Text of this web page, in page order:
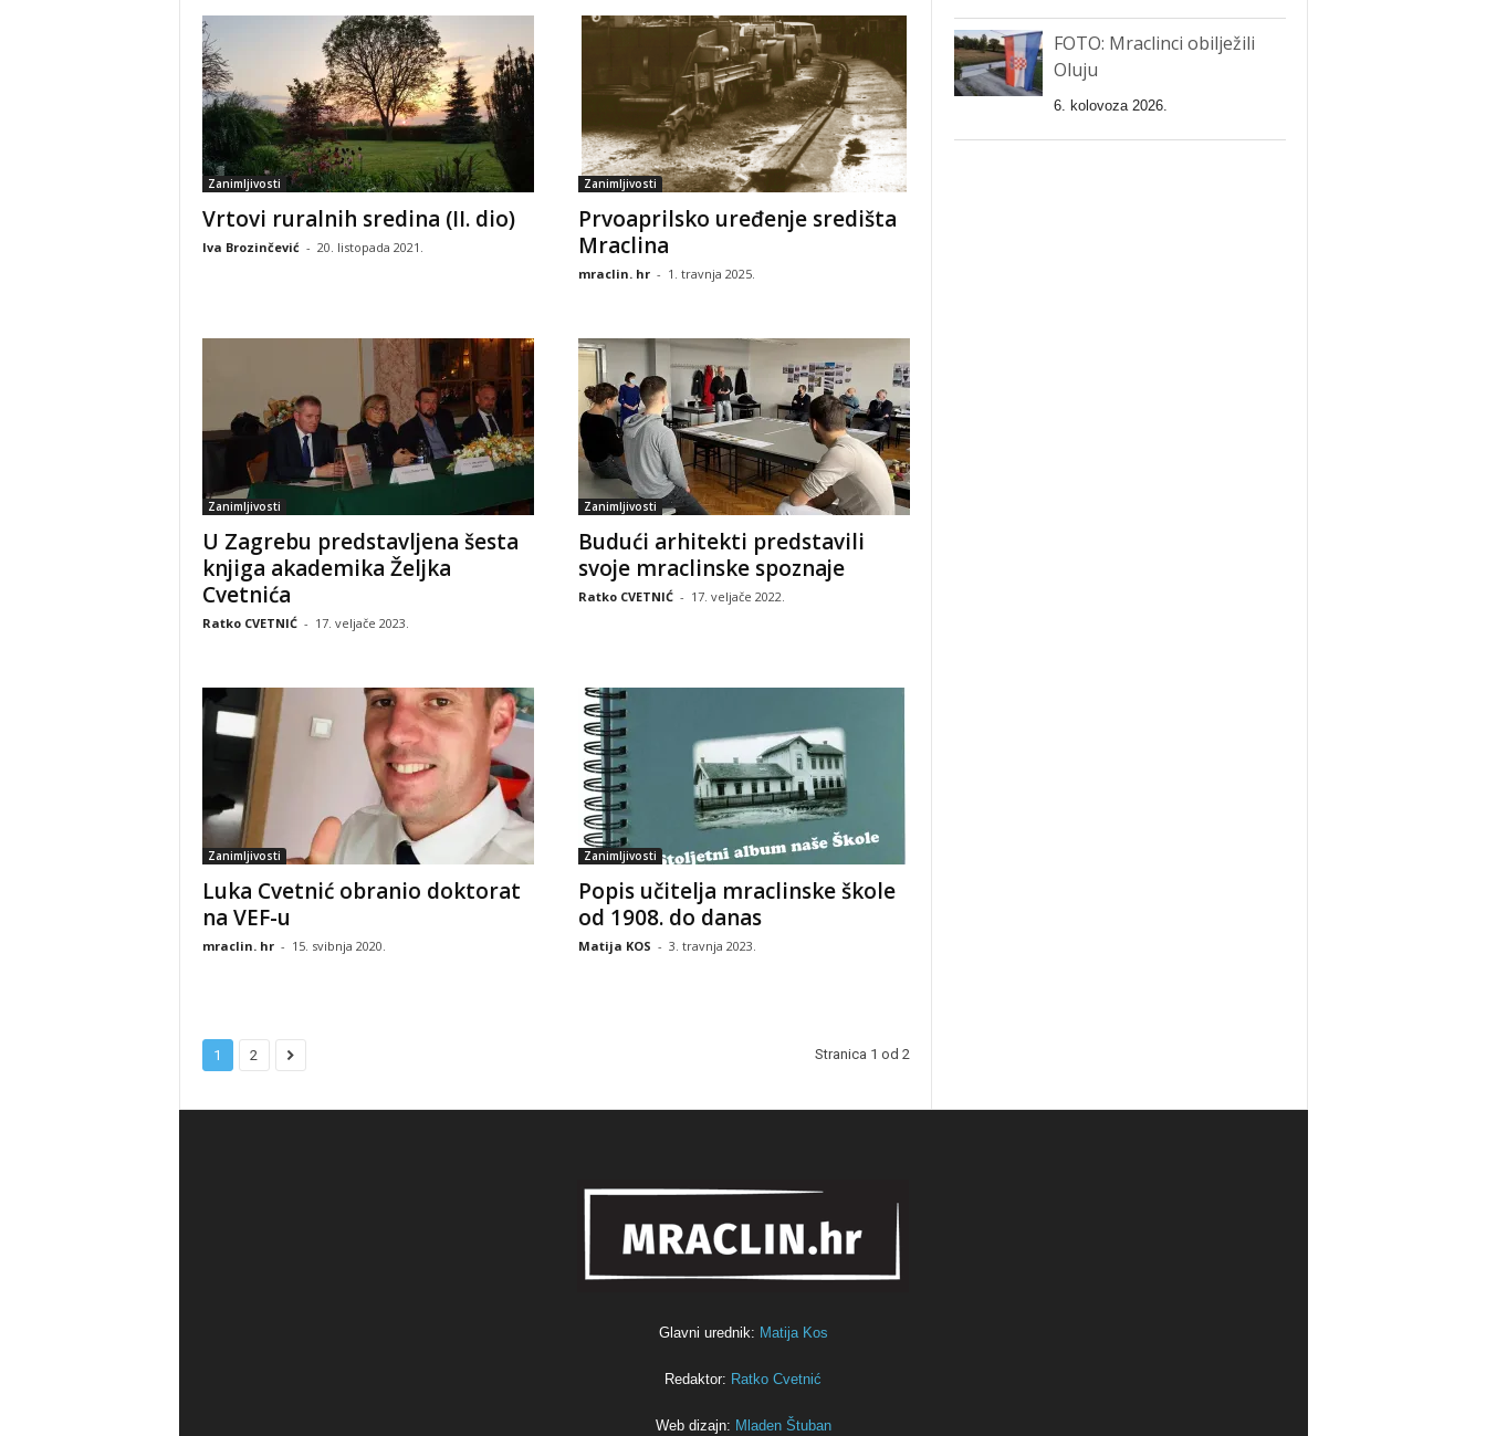
Zanimljivosti
Vrtovi ruralnih sredina (II. dio)
Iva Brozinčević - 20. listopada 2021.
Zanimljivosti
Prvoaprilsko uređenje središta
Mraclina
mraclin. hr - 1. travnja 2025.
Zanimljivosti
U Zagrebu predstavljena šesta
knjiga akademika Željka
Cvetnića
Ratko CVETNIĆ - 17. veljače 2023.
Zanimljivosti
Budući arhitekti predstavili
svoje mraclinske spoznaje
Ratko CVETNIĆ - 17. veljače 2022.
Zanimljivosti
Luka Cvetnić obranio doktorat
na VEF-u
mraclin. hr - 15. svibnja 2020.
Zanimljivosti
Popis učitelja mraclinske škole
od 1908. do danas
Matija KOS - 3. travnja 2023.
1 2 Stranica 1 od 2
FOTO: Mraclinci obilježili
Oluju
6. kolovoza 2026.
Glavni urednik: Matija Kos
Redaktor: Ratko Cvetnić
Web dizajn: Mladen Štuban